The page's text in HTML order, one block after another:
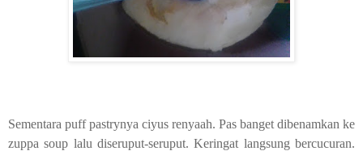
Sementara puff pastrynya ciyus renyaah. Pas banget dibenamkan ke
zuppa soup lalu diseruput-seruput. Keringat langsung bercucuran.